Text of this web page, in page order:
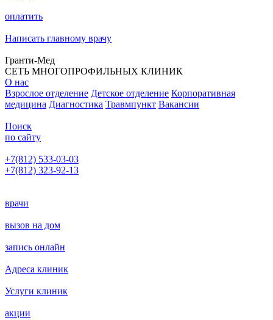
оплатить
Написать главному врачу
Гранти-Мед
СЕТЬ МНОГОПРОФИЛЬНЫХ КЛИНИК
О нас
Взрослое отделение Детское отделение Корпоративная
медицина Диагностика Травмпункт Вакансии
Поиск
по сайту
+7(812) 533-03-03
+7(812) 323-92-13
врачи
вызов на дом
запись онлайн
Адреса клиник
Услуги клиник
акции